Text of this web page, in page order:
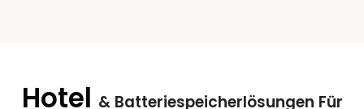
Hotel & Batteriespeicherlösungen Für